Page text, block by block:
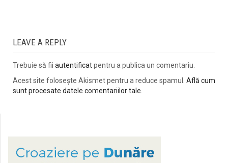
LEAVE A REPLY
Trebuie să fii autentificatpentru a publica un comentariu.
Acest site folosește Akismet pentru a reduce spamul. Află cum
sunt procesate datele comentariilor tale